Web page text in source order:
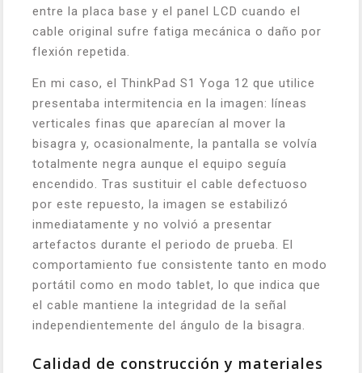
entre la placa base y el panel LCD cuando el
cable original sufre fatiga mecánica o daño por
flexión repetida.
En mi caso, el ThinkPad S1 Yoga 12 que utilice
presentaba intermitencia en la imagen: líneas
verticales finas que aparecían al mover la
bisagra y, ocasionalmente, la pantalla se volvía
totalmente negra aunque el equipo seguía
encendido. Tras sustituir el cable defectuoso
por este repuesto, la imagen se estabilizó
inmediatamente y no volvió a presentar
artefactos durante el periodo de prueba. El
comportamiento fue consistente tanto en modo
portátil como en modo tablet, lo que indica que
el cable mantiene la integridad de la señal
independientemente del ángulo de la bisagra.
Calidad de construcción y materiales